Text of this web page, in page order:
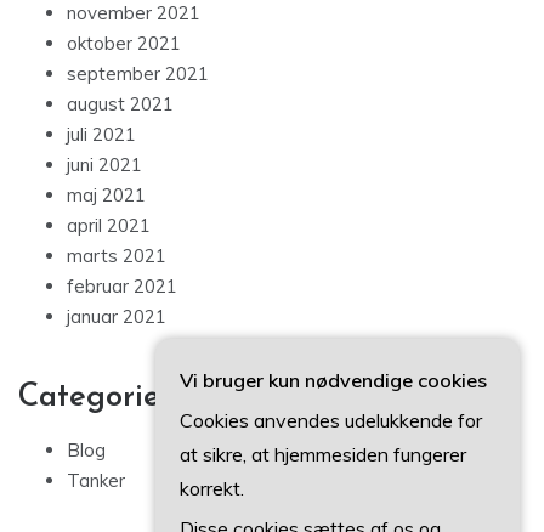
november 2021
oktober 2021
september 2021
august 2021
juli 2021
juni 2021
maj 2021
april 2021
marts 2021
februar 2021
januar 2021
Categories
Blog
Tanker
Vi bruger kun nødvendige cookies
Cookies anvendes udelukkende for
at sikre, at hjemmesiden fungerer
korrekt.